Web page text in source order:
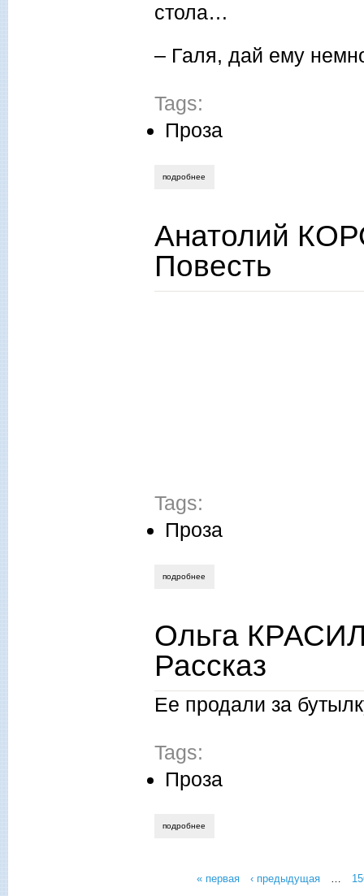
стола…
– Галя, дай ему
Tags:
Проза
подробнее
Анатолий
Повесть
Tags:
Проза
подробнее
Ольга
Рассказ
Ее продали за
Tags:
Проза
подробнее
« первая ‹ предыдущая